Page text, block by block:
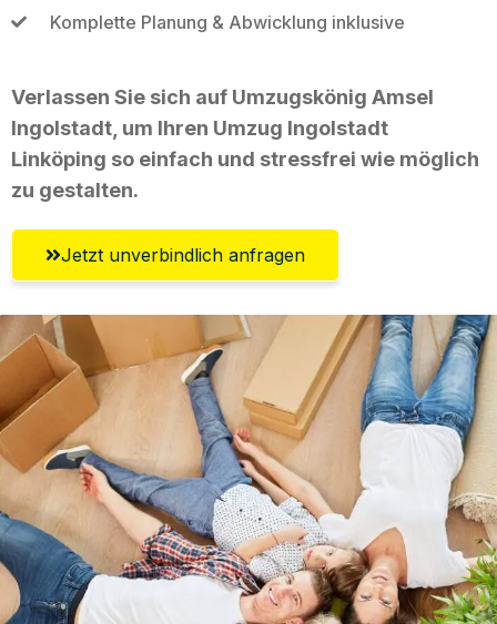
Komplette Planung & Abwicklung inklusive
Verlassen Sie sich auf Umzugskönig Amsel
Ingolstadt, um Ihren Umzug Ingolstadt
Linköping so einfach und stressfrei wie möglich
zu gestalten.
Jetzt unverbindlich anfragen